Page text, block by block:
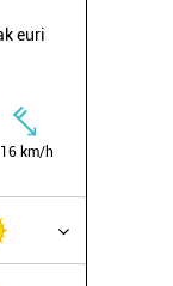
euri
16 km/h